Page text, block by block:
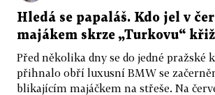
Hledá se papaláš. Kdo jel v
majákem skrze „Turkovu“
Před několika dny se do jedné pražské
přihnalo obří luxusní BMW se
blikajícím majáčkem na střeše. Na